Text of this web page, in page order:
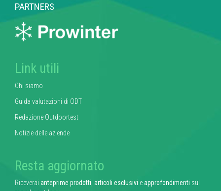
PARTNERS
Link utili
Chi siamo
Guida valutazioni di ODT
Redazione Outdoortest
Notizie delle aziende
Resta aggiornato
Riceverai anteprime prodotti articoli esclusivi eapprofondimenti sul